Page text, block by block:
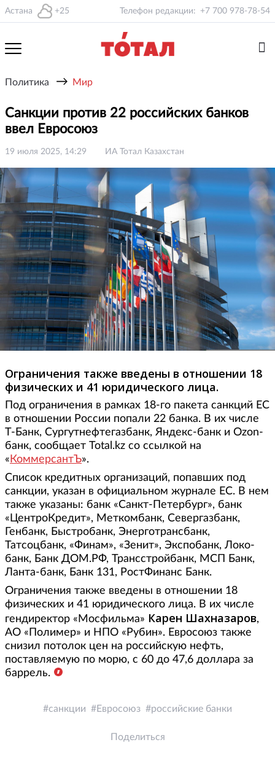
Астана +25 Телефон редакции: +7 700 978-78-54
Политика → Мир
Санкции против 22 российских банков
ввел Евросоюз
19 июля 2025, 14:29 ИА Тотал Казахстан
Ограничения также введены в отношении 18
физических и 41 юридического лица.
Под ограничения в рамках 18-го пакета санкций ЕС
в отношении России попали 22 банка. В их числе
Т-Банк, Сургутнефтегазбанк, Яндекс-банк и Ozon-
банк, сообщает Total.kz со ссылкой на
« КоммерсантЪ».
Список кредитных организаций, попавших под
санкции, указан в официальном журнале ЕС. В нем
также указаны: банк «Санкт-Петербург», банк
«ЦентроКредит», Меткомбанк, Севергазбанк,
Генбанк, Быстробанк, Энерготрансбанк,
Татсоцбанк, «Финам», «Зенит», Экспобанк, Локо-
банк, Банк ДОМ.РФ, Трансстройбанк, МСП Банк,
Ланта-банк, Банк 131, РостФинанс Банк.
Ограничения также введены в отношении 18
физических и 41 юридического лица. В их числе
гендиректор «Мосфильма» Карен Шахназаров,
АО «Полимер» и НПО «Рубин». Евросоюз также
снизил потолок цен на российскую нефть,
поставляемую по морю, с 60 до 47,6 доллара за
баррель.
санкции Евросоюз российские банки
Поделиться